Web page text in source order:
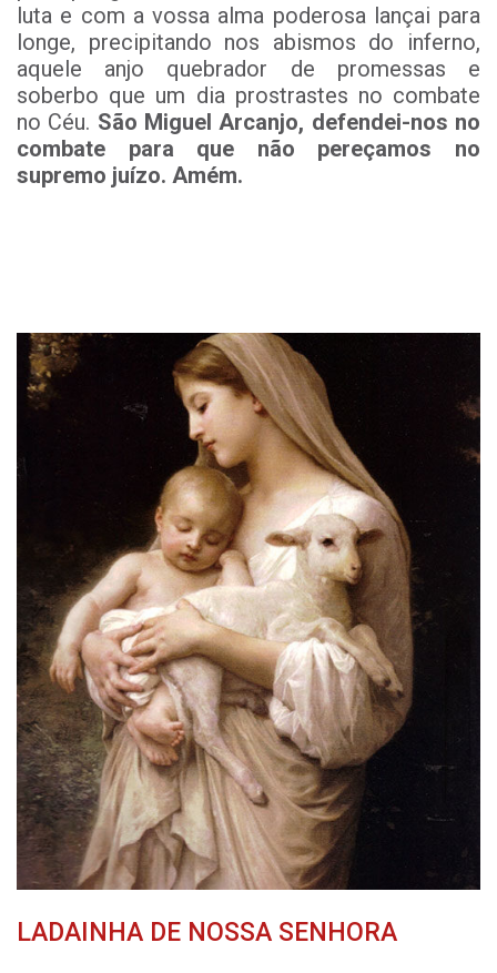
luta e com a vossa alma poderosa lançai para
longe, precipitando nos abismos do inferno,
aquele anjo quebrador de promessas e
soberbo que um dia prostrastes no combate
no Céu. São Miguel Arcanjo, defendei-nos no
combate para que não pereçamos no
supremo juízo. Amém.
LADAINHA DE NOSSA SENHORA